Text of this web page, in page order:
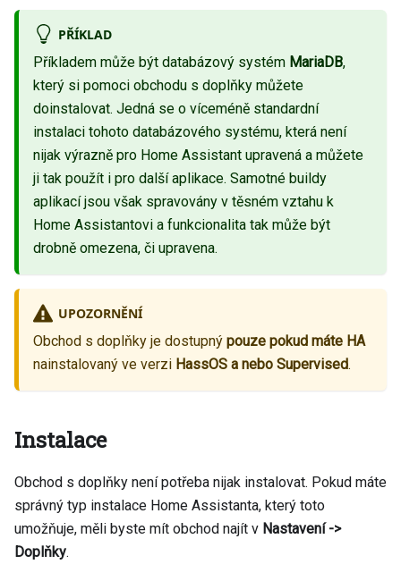
PŘÍKLAD
Příkladem může být databázový systém MariaDB,
který si pomoci obchodu s doplňky můžete
doinstalovat. Jedná se o víceméně standardní
instalaci tohoto databázového systému, která není
nijak výrazně pro Home Assistant upravená a můžete
ji tak použít i pro další aplikace. Samotné buildy
aplikací jsou však spravovány v těsném vztahu k
Home Assistantovi a funkcionalita tak může být
drobně omezena, či upravena.
UPOZORNĚNÍ
Obchod s doplňky je dostupný pouze pokud máte HA
nainstalovaný ve verzi HassOS a nebo Supervised.
Instalace
Obchod s doplňky není potřeba nijak instalovat. Pokud máte
správný typ instalace Home Assistanta, který toto
umožňuje, měli byste mít obchod najít v Nastavení ->
Doplňky.